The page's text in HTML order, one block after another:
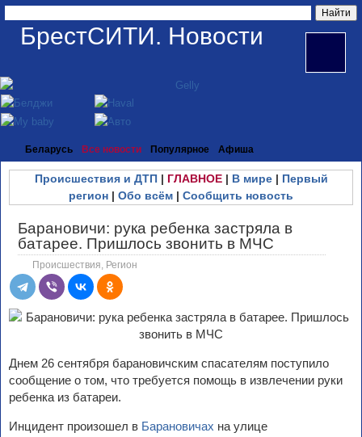
БрестСИТИ. Новости
Беларусь Все новости Популярное Афиша
Происшествия и ДТП| ГЛАВНОЕ| В мире| Первый
регион | Обо всём | Сообщить новость
Барановичи: рука ребенка застряла в
батарее. Пришлось звонить в МЧС
Происшествия Регион
Днем 26 сентября барановичским спасателям поступило
сообщение о том, что требуется помощь в извлечении руки
ребенка из батареи.
Инцидент произошел в Барановичах на улице